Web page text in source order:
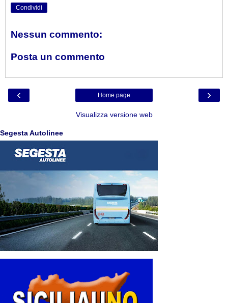
Condividi
Nessun commento:
Posta un commento
‹ ›
Home page
Visualizza versione web
Segesta Autolinee